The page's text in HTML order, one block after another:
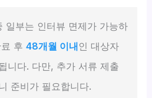
일부는 인터뷰 면제가 가능하
료 후48개월 이내 인 대상자
니다. 다만, 추가 서류 제출
준비가 필요합니다.